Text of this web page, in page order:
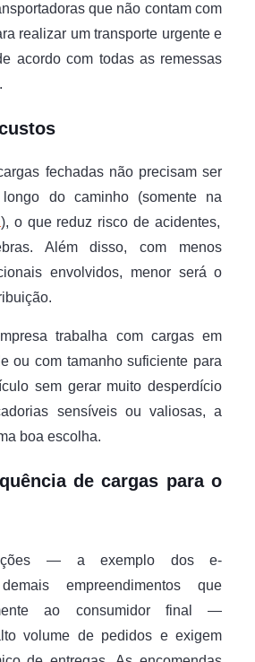
que não contam com
realizar um transporte urgente e
acordo com todas as remessas
fechadas não precisam ser
do caminho (somente na
), o que reduz risco de acidentes,
Além disso, com menos
envolvidos, menor será o
trabalha com cargas em
ou com tamanho suficiente para
sem gerar muito desperdício
sensíveis ou valiosas, a
boa escolha.
de cargas para o
— a exemplo dos e-
empreendimentos que
ao consumidor final —
volume de pedidos e exigem